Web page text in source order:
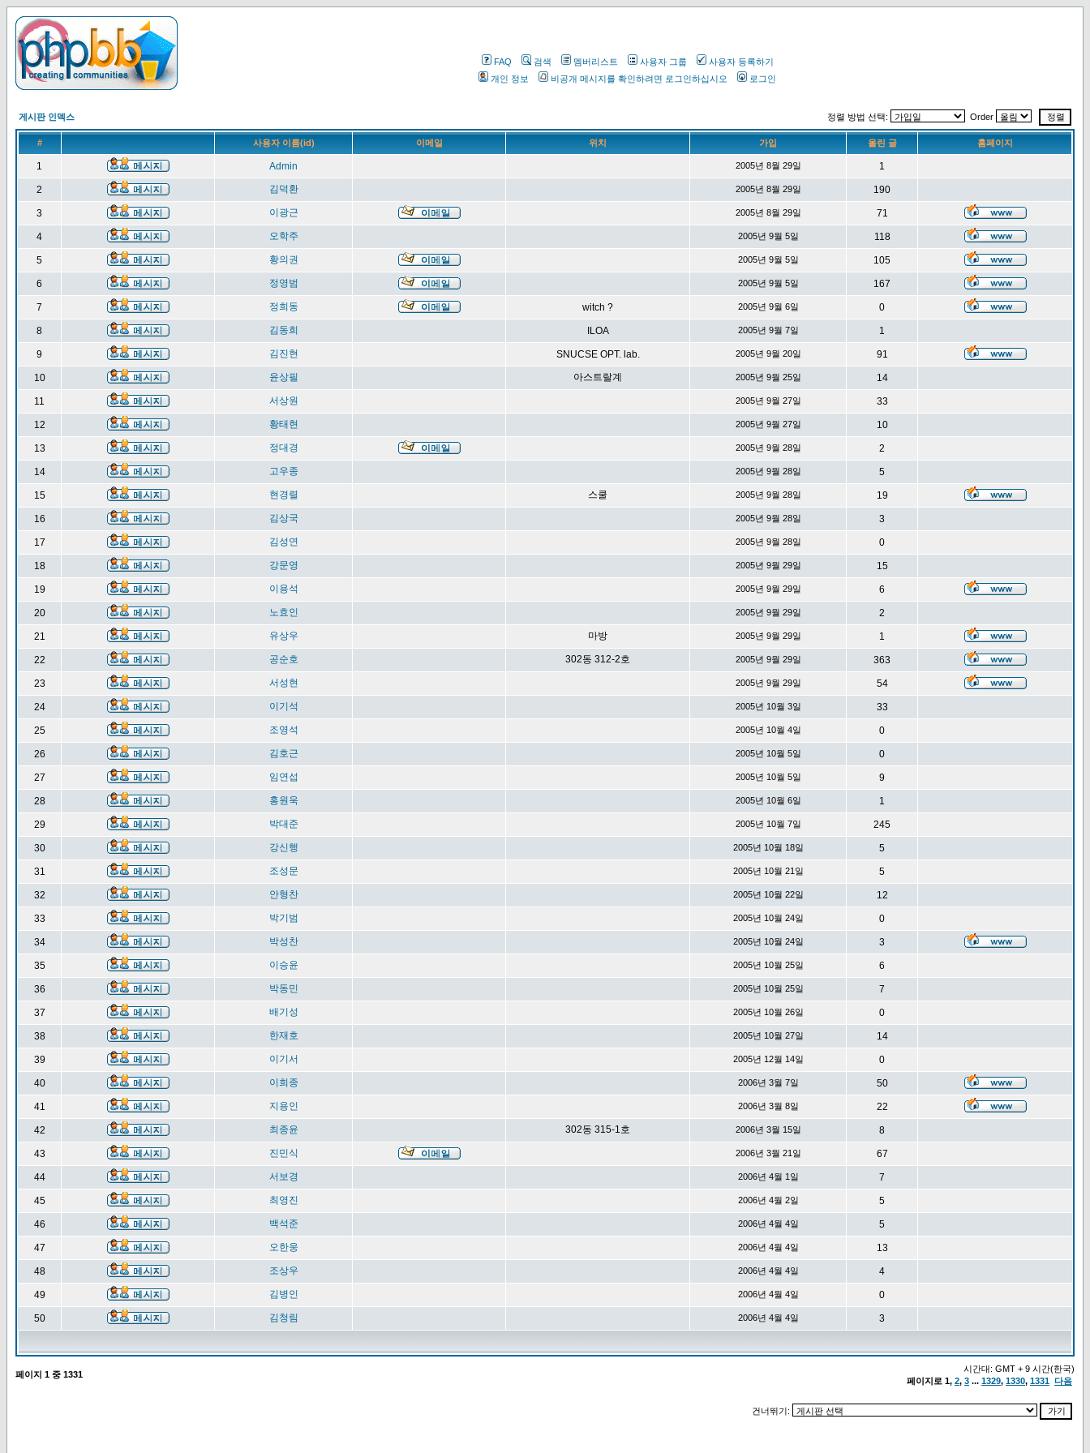
FAQ 검색 멤버리스트 사용자 그룹
사용자 등록하기
개인 정보
비공개 메시지를 확인하려면 로그인하십시오 로그인
게시판 인덱스 정렬 방법 선택: Order
# 사용자 이름(id) 이메일 위치 가입 올린 글 홈페이지
1 Admin 2005년 8월 29일 1
2 김덕환 2005년 8월 29일 190
3 이광근 2005년 8월 29일 71
4 오학주 2005년 9월 5일 118
5 황의권 2005년 9월 5일 105
6 정영범 2005년 9월 5일 167
7 정희동 witch ? 2005년 9월 6일 0
8 김동희 ILOA 2005년 9월 7일 1
9 김진현 SNUCSE OPT. lab. 2005년 9월 20일 91
10 윤상필 아스트랄계 2005년 9월 25일 14
11 서상원 2005년 9월 27일 33
12 황태현 2005년 9월 27일 10
13 정대경 2005년 9월 28일 2
14 고우종 2005년 9월 28일 5
15 현경렬 스쿨 2005년 9월 28일 19
16 김상국 2005년 9월 28일 3
17 김성연 2005년 9월 28일 0
18 강문영 2005년 9월 29일 15
19 이용석 2005년 9월 29일 6
20 노효인 2005년 9월 29일 2
21 유상우 마방 2005년 9월 29일 1
22 공순호 302동 312-2호 2005년 9월 29일 363
23 서성현 2005년 9월 29일 54
24 이기석 2005년 10월 3일 33
25 조영석 2005년 10월 4일 0
26 김호근 2005년 10월 5일 0
27 임연섭 2005년 10월 5일 9
28 홍원욱 2005년 10월 6일 1
29 박대준 2005년 10월 7일 245
30 강신행 2005년 10월 18일 5
31 조성문 2005년 10월 21일 5
32 안형찬 2005년 10월 22일 12
33 박기범 2005년 10월 24일 0
34 박성찬 2005년 10월 24일 3
35 이승윤 2005년 10월 25일 6
36 박동민 2005년 10월 25일 7
37 배기성 2005년 10월 26일 0
38 한재호 2005년 10월 27일 14
39 이기서 2005년 12월 14일 0
40 이희종 2006년 3월 7일 50
41 지용인 2006년 3월 8일 22
42 최종윤 302동 315-1호 2006년 3월 15일 8
43 진민식 2006년 3월 21일 67
44 서보경 2006년 4월 1일 7
45 최영진 2006년 4월 2일 5
46 백석준 2006년 4월 4일 5
47 오한웅 2006년 4월 4일 13
48 조상우 2006년 4월 4일 4
49 김병인 2006년 4월 4일 0
50 김청림 2006년 4월 4일 3
페이지 1 중 1331
시간대: GMT + 9 시간(한국)
페이지로 1, 2, 3 ... 1329, 1330, 1331 다음
건너뛰기: